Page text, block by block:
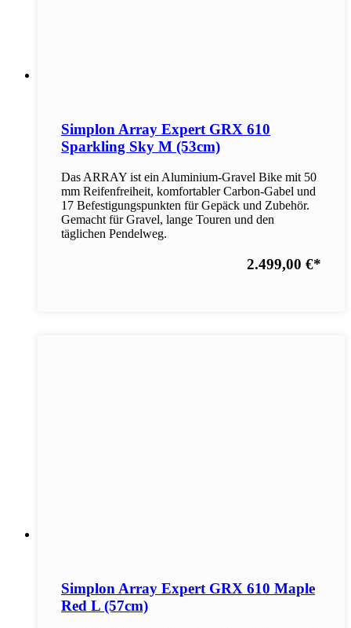
Simplon Array Expert GRX 610
Sparkling Sky M (53cm)
Das ARRAY ist ein Aluminium-Gravel Bike mit 50
mm Reifenfreiheit, komfortabler Carbon-Gabel und
17 Befestigungspunkten für Gepäck und Zubehör.
Gemacht für Gravel, lange Touren und den
täglichen Pendelweg.
2.499,00 €*
Simplon Array Expert GRX 610 Maple
Red L (57cm)